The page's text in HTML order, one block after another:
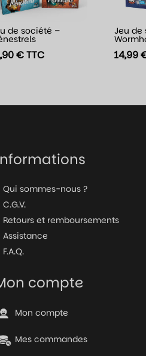
de société –
€TTC
Jeu de
14,99
Qui sommes-nous ?
C.G.V.
Retours et remboursements
Assistance
F.A.Q.
compte
Mon compte
Mes commandes